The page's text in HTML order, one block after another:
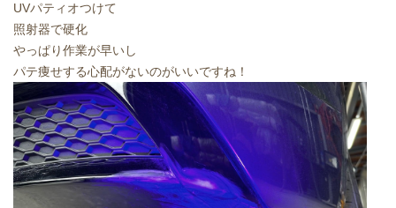
UVパティオつけて
照射器で硬化
やっぱり作業が早いし
パテ痩せする心配がないのがいいですね！